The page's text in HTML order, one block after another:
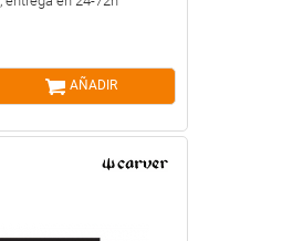
AÑADIR